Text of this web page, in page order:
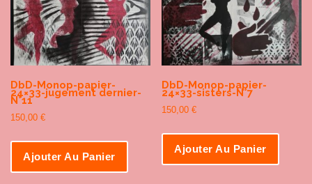
DbD-Monop-papier-
24×33-jugement dernier-
N°11
150,00 €
Ajouter Au Panier
DbD-Monop-papier-
24×33-sisters-N°7
150,00€
Ajouter Au Panier